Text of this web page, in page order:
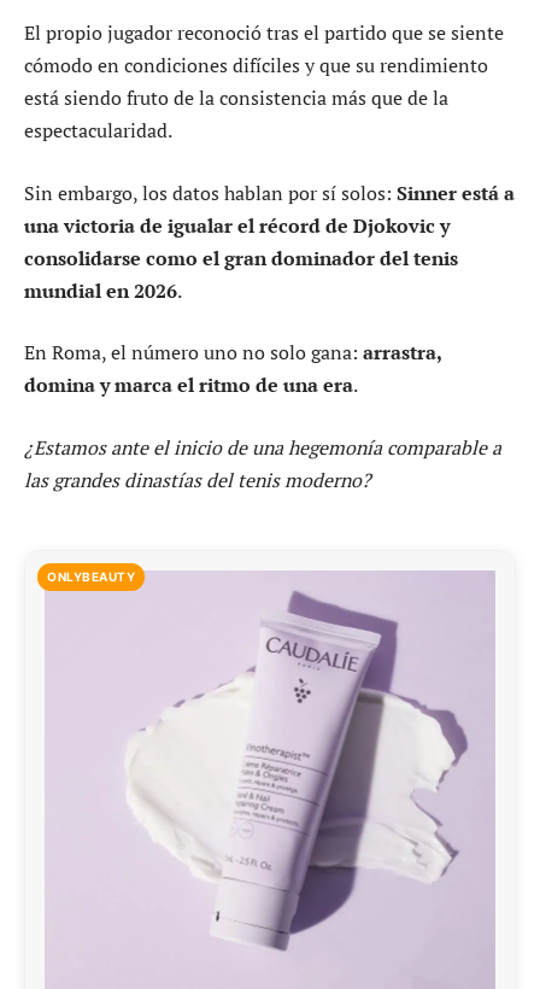
El propio jugador reconoció tras el partido que se siente
cómodo en condiciones difíciles y que su rendimiento
está siendo fruto de la consistencia más que de la
espectacularidad.
Sin embargo, los datos hablan por sí solos: Sinner está a
una victoria de igualar el récord de Djokovic y
consolidarse como el gran dominador del tenis
mundial en 2026.
En Roma, el número uno no solo gana: arrastra,
domina y marca el ritmo de una era.
¿Estamos ante el inicio de una hegemonía comparable a
las grandes dinastías del tenis moderno?
ONLYBEAUTY